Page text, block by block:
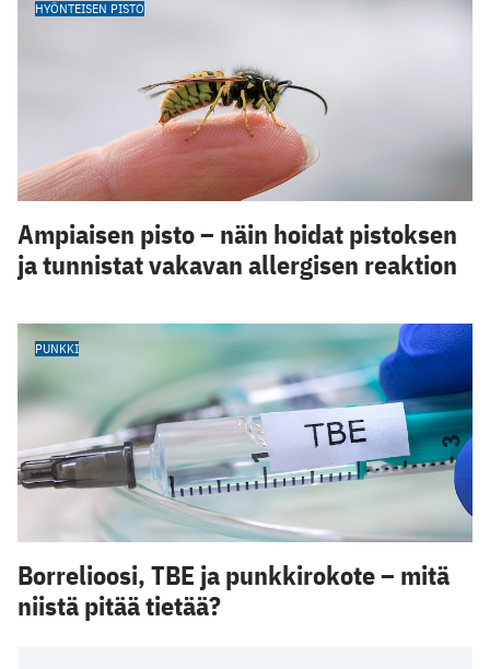
HYÖNTEISEN PISTO
Ampiaisen pisto – näin hoidat pistoksen
ja tunnistat vakavan allergisen reaktion
PUNKKI
Borrelioosi, TBE ja punkkirokote – mitä
niistä pitää tietää?